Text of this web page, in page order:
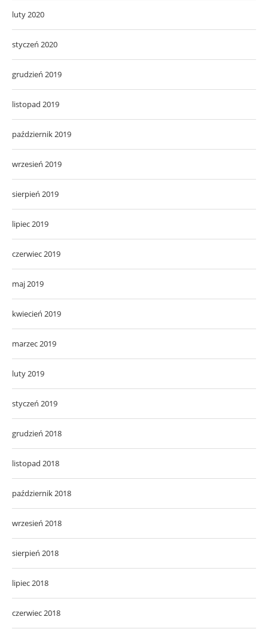
grudzień 2019
listopad 2019
październik 2019
wrzesień 2019
sierpień 2019
lipiec 2019
czerwiec 2019
maj 2019
kwiecień 2019
marzec 2019
luty 2019
styczeń 2019
grudzień 2018
listopad 2018
październik 2018
wrzesień 2018
sierpień 2018
lipiec 2018
czerwiec 2018
maj 2018
kwiecień 2018
marzec 2018